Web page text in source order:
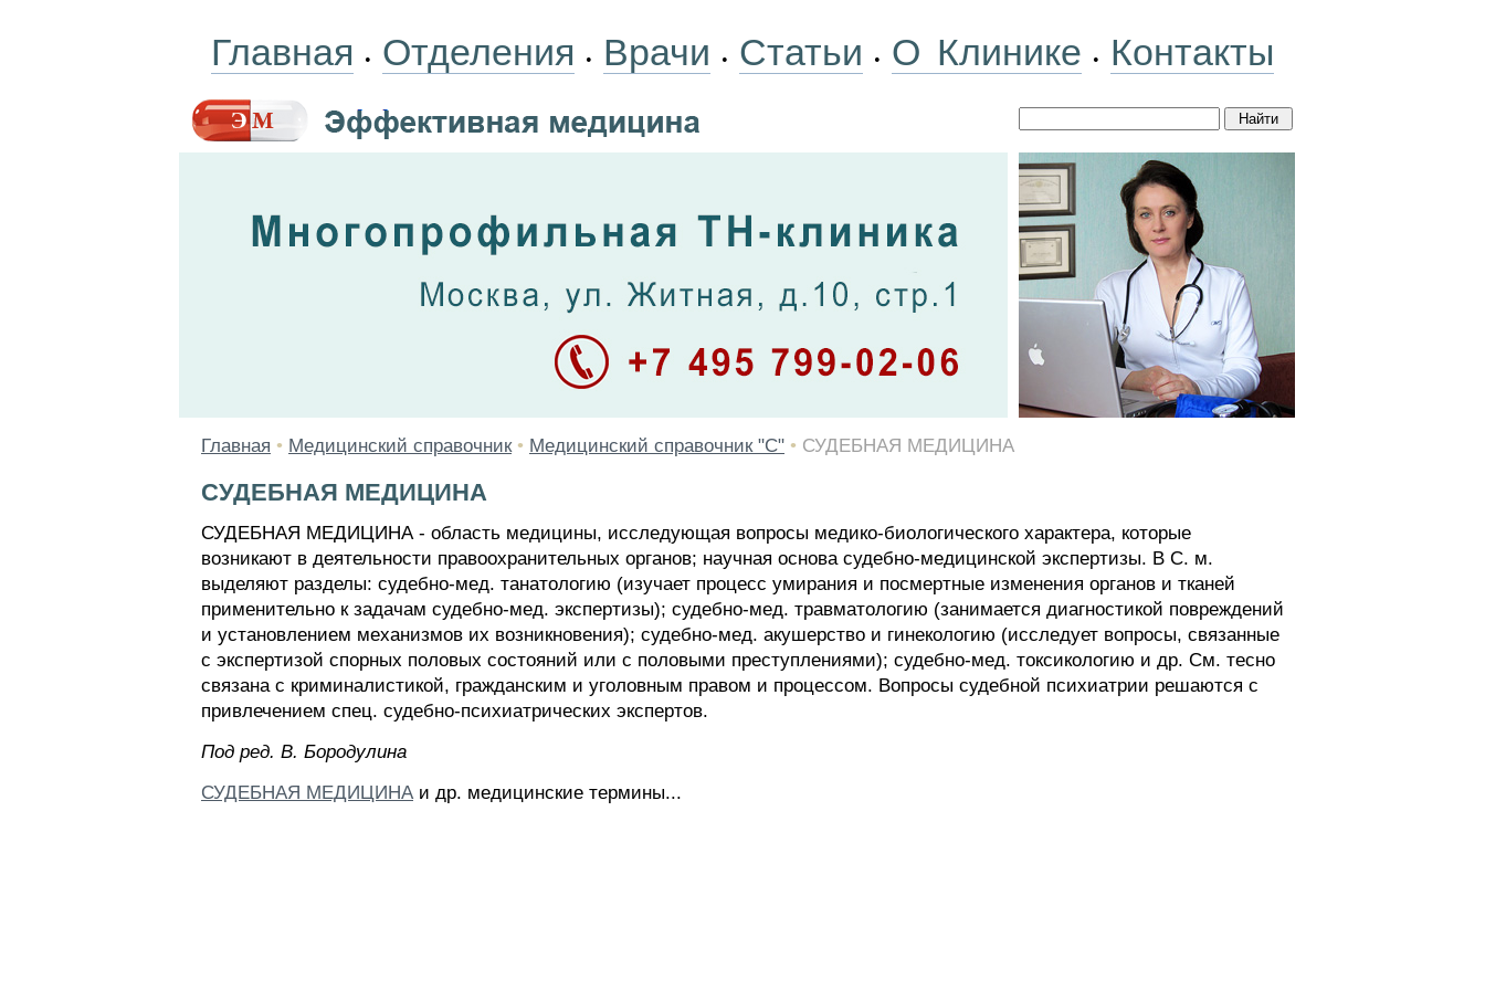
Главная • Отделения • Врачи • Статьи • О Клинике • Контакты
Главная • Медицинский справочник • Медицинский справочник "С" • СУДЕБНАЯ МЕДИЦИНА
СУДЕБНАЯ МЕДИЦИНА
СУДЕБНАЯ МЕДИЦИНА - область медицины, исследующая вопросы медико-биологического характера, которые
возникают в деятельности правоохранительных органов; научная основа судебно-медицинской экспертизы. В С. м.
выделяют разделы: судебно-мед. танатологию (изучает процесс умирания и посмертные изменения органов и тканей
применительно к задачам судебно-мед. экспертизы); судебно-мед. травматологию (занимается диагностикой повреждений
и установлением механизмов их возникновения); судебно-мед. акушерство и гинекологию (исследует вопросы, связанные
с экспертизой спорных половых состояний или с половыми преступлениями); судебно-мед. токсикологию и др. См. тесно
связана с криминалистикой, гражданским и уголовным правом и процессом. Вопросы судебной психиатрии решаются с
привлечением спец. судебно-психиатрических экспертов.
Пoд peд. B. Бopoдyлинa
СУДЕБНАЯ МЕДИЦИНА и др. медицинские термины...